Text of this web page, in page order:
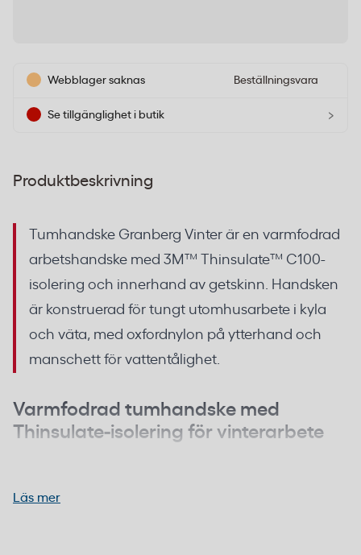
Webblager saknas Beställningsvara
Se tillgänglighet i butik ›
Produktbeskrivning
Tumhandske Granberg Vinter är en varmfodrad
arbetshandske med 3M™ Thinsulate™ C100-
isolering och innerhand av getskinn. Handsken
är konstruerad för tungt utomhusarbete i kyla
och väta, med oxfordnylon på ytterhand och
manschett för vattentålighet.
Varmfodrad tumhandske med
Thinsulate-isolering för vinterarbete
isoleringsmaterial som ger värmeisolering utan att
Läs mer